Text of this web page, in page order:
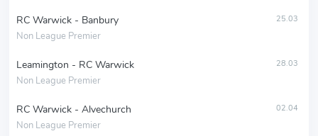
RC Warwick - Banbury
Non League Premier
25.03
Leamington - RC Warwick
Non League Premier
28.03
RC Warwick - Alvechurch
Non League Premier
02.04